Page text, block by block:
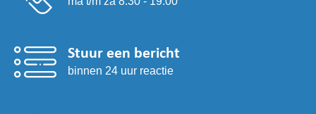
Stuur een bericht
binnen 24 uur reactie